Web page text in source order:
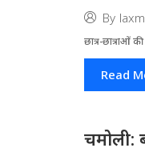
By
छात्र-छात्राओं
Read
चमोली: